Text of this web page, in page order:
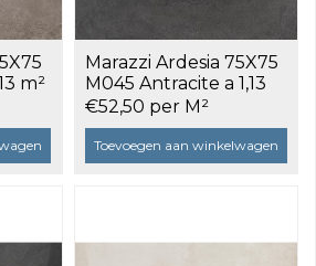
m²
Marazzi Ardesia 75X75
M045 Antracite a 1,13
m²
€52,50 per M²
Toevoegen aan winkelwagen